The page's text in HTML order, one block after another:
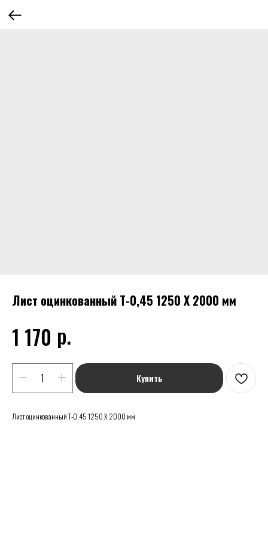
Лист оцинкованный Т-0,45 1250 Х 2000 мм
1 170 р.
Купить
Лист оцинкованный Т-0,45 1250 Х 2000 мм